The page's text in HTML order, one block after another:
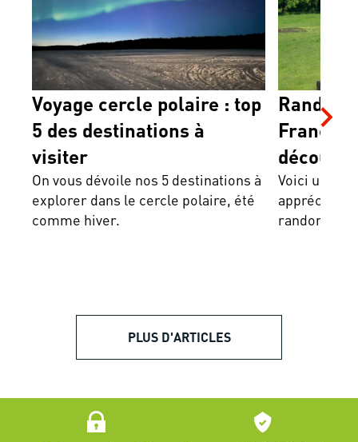
Voyage cercle polaire : top
5 des destinations à
visiter
On vous dévoile nos 5 destinations à
explorer dans le cercle polaire, été
comme hiver.
France :
Voici une
appréciées
randonnée
PLUS D'ARTICLES